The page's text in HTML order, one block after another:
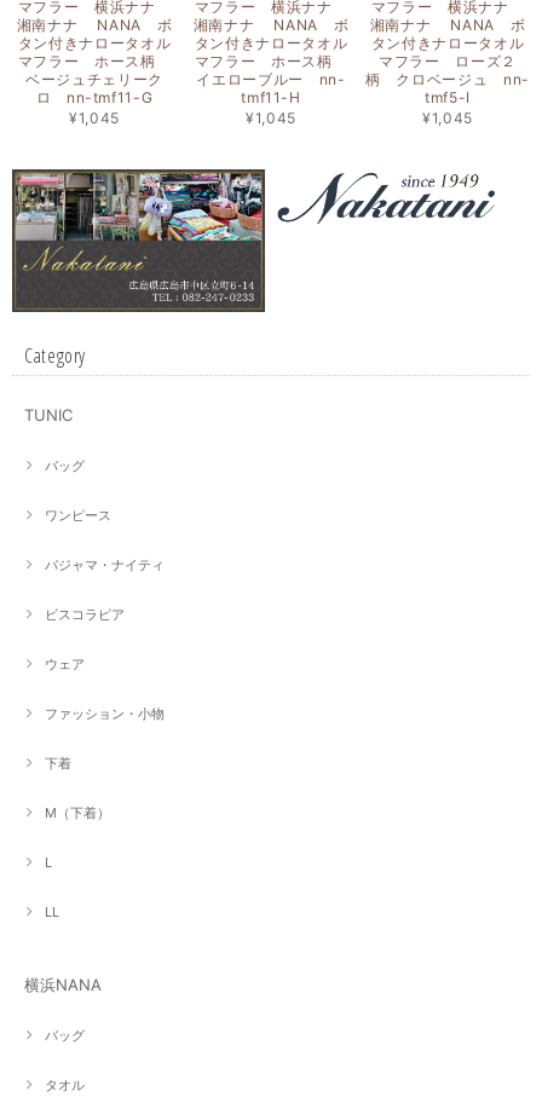
マフラー 横浜ナナ
湘南ナナ NANA ボ
タン付きナロータオル
マフラー ホース柄
ベージュチェリーク
ロ nn-tmf11-G
¥1,045
マフラー 横浜ナナ
湘南ナナ NANA ボ
タン付きナロータオル
マフラー ホース柄
イエローブルー nn-
tmf11-H
¥1,045
マフラー 横浜ナナ
湘南ナナ NANA ボ
タン付きナロータオル
マフラー ローズ２
柄 クロベージュ nn-
tmf5-I
¥1,045
Category
TUNIC
バッグ
ワンピース
パジャマ・ナイティ
ビスコラピア
ウェア
ファッション・小物
下着
M（下着）
L
LL
横浜NANA
バッグ
タオル